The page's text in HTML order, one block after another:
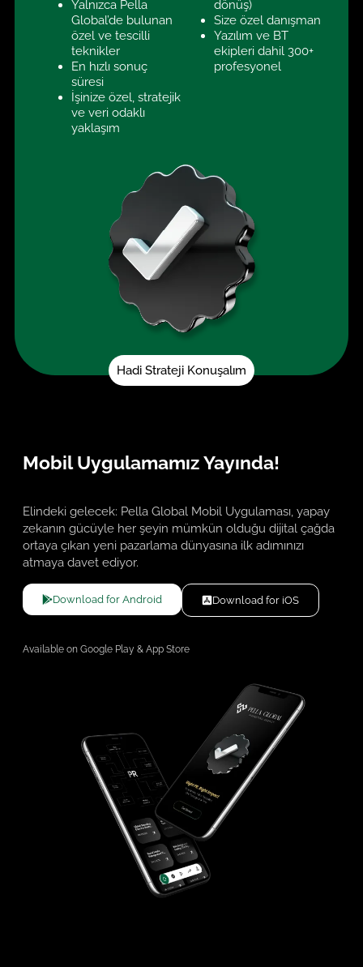
Yalnızca Pella
Global’de bulunan
özel ve tescilli
teknikler
En hızlı sonuç
süresi
İşinize özel, stratejik
ve veri odaklı
yaklaşım
dönüş)
Size özel danışman
Yazılım ve BT
ekipleri dahil 300+
profesyonel
Hadi Strateji Konuşalım
Mobil Uygulamamız Yayında!
Elindeki gelecek: Pella Global Mobil Uygulaması, yapay
zekanın gücüyle her şeyin mümkün olduğu dijital çağda
ortaya çıkan yeni pazarlama dünyasına ilk adımınızı
atmaya davet ediyor.
Download for Android Download for iOS
Available on Google Play & App Store